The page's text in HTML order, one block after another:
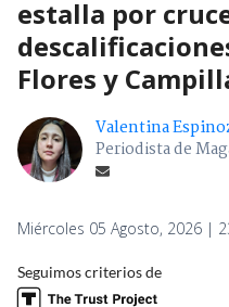
estalla por
Flores y
Valentina
Periodista de
Miércoles 05 Agosto, 2026 |
Seguimos criterios de